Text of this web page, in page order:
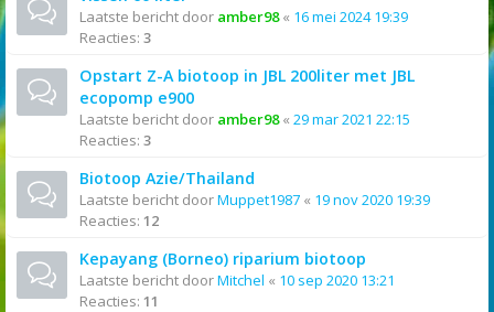
Laatste bericht door amber98« 16 mei 2024 19:39
Reacties: 3
Opstart Z-A biotoop in JBL 200liter met JBL
ecopomp e900
Laatste bericht door amber98« 29 mar 2021 22:15
Reacties: 3
Biotoop Azie/Thailand
Laatste bericht doorMuppet1987 « 19 nov 2020 19:39
Reacties: 12
Kepayang (Borneo) riparium biotoop
Laatste bericht doorMitchel « 10 sep 2020 13:21
Reacties: 11